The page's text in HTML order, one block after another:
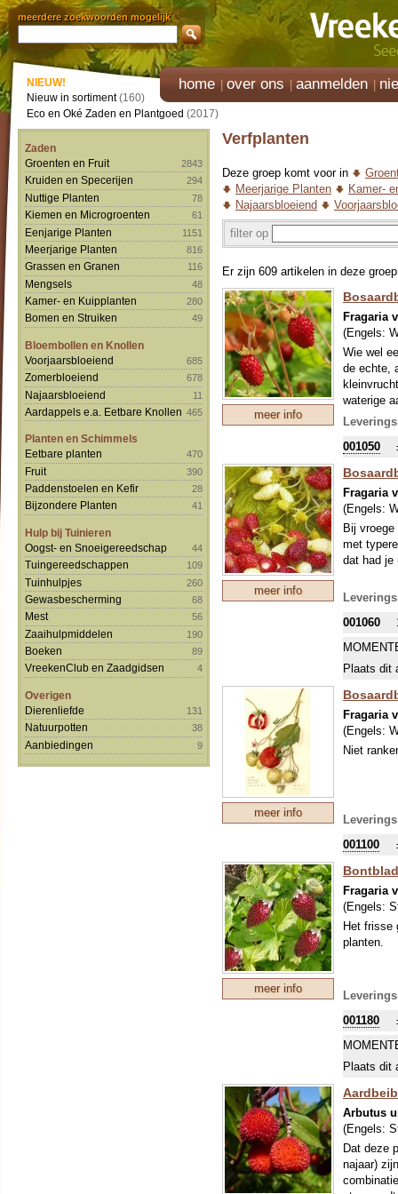
meerdere zoekwoorden mogelijk
home over ons aanmelden
NIEUW!
Nieuw in sortiment(160)
Eco en Oké Zaden en Plantgoed (2017)
Zaden
Groenten en Fruit
2843
Kruiden en Specerijen 294
Nuttige Planten 78
Kiemen en Microgroenten 61
Eenjarige Planten 1151
Meerjarige Planten 816
Grassen en Granen 116
Mengsels 48
Kamer- en Kuipplanten 280
Bomen en Struiken 49
Bloembollen en Knollen
Voorjaarsbloeiend
685
Zomerbloeiend 678
Najaarsbloeiend 11
Aardappels e.a. Eetbare Knollen 465
Planten en Schimmels
Eetbare planten
470
Fruit 390
Paddenstoelen en Kefir 28
Bijzondere Planten 41
Hulp bij Tuinieren
Oogst- en Snoeigereedschap
44
Tuingereedschappen 109
Tuinhulpjes 260
Gewasbescherming 68
Mest 56
Zaaihulpmiddelen 190
Boeken 89
VreekenClub en Zaadgidsen 4
Overigen
Dierenliefde
131
Natuurpotten 38
Aanbiedingen 9
Verfplanten
Deze groep komt voor in
Meerjarige Planten
Kamer-
Najaarsbloeiend
filter op
Er zijn 609 artikelen in deze
meer info
Fragaria
(Engels:
Wie wel
de echte,
waterige
001050
meer info
Fragaria
(Engels:
Bij
met
dat had
001060
Plaats dit
meer info
Fragaria
(Engels:
Niet
001100
meer info
Fragaria
(Engels:
Het frisse
planten.
001180
Plaats dit
Arbutus
(Engels:
Dat deze
najaar)